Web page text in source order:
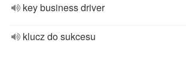
key business driver
klucz do sukcesu